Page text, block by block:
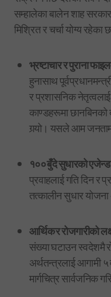
सम्हालेका बालेन शाह
मिश्रित र चर्चा योग्य रहेका
भ्रष्टाचार र पुराना
हुनासाथ
र प्रशासनिक
काण्डहरूमा छानबिनको
गर्‍यो। यसले आम
१०० बुँदे सुधारको
प्रवाहलाई गति दिन र
तत्कालीन सुधार
आर्थिक र रोजगारीको
संख्या घटाउन स्वदेशमै
अर्थतन्त्रलाई आगामी ५
मार्गचित्र सार्वजनिक